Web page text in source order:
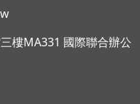
樓MA331 國際聯合辦公